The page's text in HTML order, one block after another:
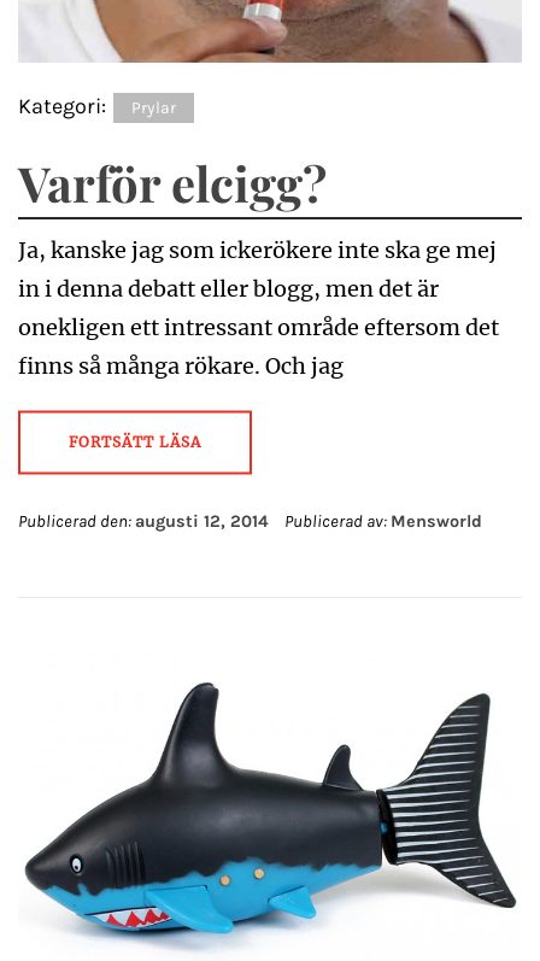
Kategori: Prylar
Varför elcigg?
Ja, kanske jag som ickerökere inte ska ge mej
in i denna debatt eller blogg, men det är
onekligen ett intressant område eftersom det
finns så många rökare. Och jag
FORTSÄTT LÄSA
Publicerad den: augusti 12, 2014 Publicerad av: Mensworld